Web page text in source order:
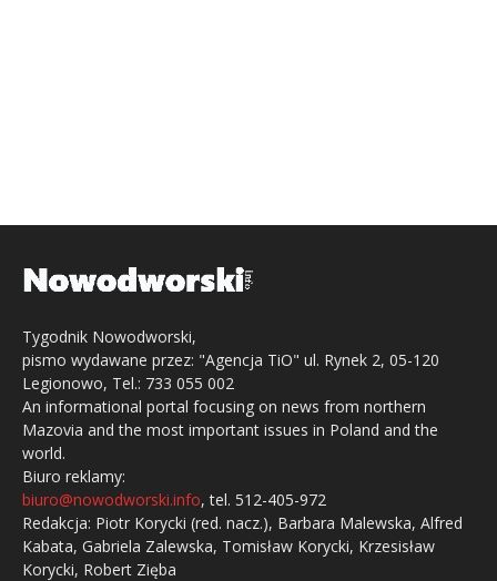
Tygodnik Nowodworski,
pismo wydawane przez: "Agencja TiO" ul. Rynek 2, 05-120
Legionowo, Tel.: 733 055 002
An informational portal focusing on news from northern
Mazovia and the most important issues in Poland and the
world.
Biuro reklamy:
biuro@nowodworski.info, tel. 512-405-972
Redakcja: Piotr Korycki (red. nacz.), Barbara Malewska, Alfred
Kabata, Gabriela Zalewska, Tomisław Korycki, Krzesisław
Korycki, Robert Zięba